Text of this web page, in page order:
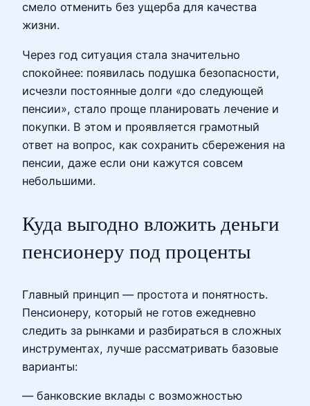
смело отменить без ущерба для качества
жизни.
Через год ситуация стала значительно
спокойнее: появилась подушка безопасности,
исчезли постоянные долги «до следующей
пенсии», стало проще планировать лечение и
покупки. В этом и проявляется грамотный
ответ на вопрос, как сохранить сбережения на
пенсии, даже если они кажутся совсем
небольшими.
Куда выгодно вложить деньги
пенсионеру под проценты
Главный принцип — простота и понятность.
Пенсионеру, который не готов ежедневно
следить за рынками и разбираться в сложных
инструментах, лучше рассматривать базовые
варианты:
— банковские вклады с возможностью